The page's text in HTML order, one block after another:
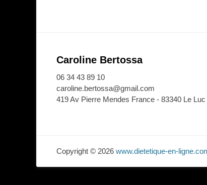
Caroline Bertossa
06 34 43 89 10
caroline.bertossa@gmail.com
419 Av Pierre Mendes France - 83340 Le Luc
Copyright © 2026 www.dietetique-en-